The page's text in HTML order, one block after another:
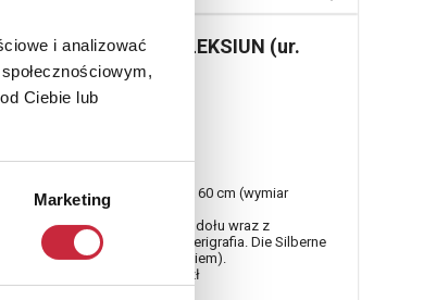
i analizować
Ciebie lub
Marketing
Jan Jaromir ALEKSIUN (ur.
1940)
Nr katalogowy
serigrafia, papier; 70 x 60 cm (wymiar
arkusza);
sygn., dat. i opisany u dołu wraz z
nakładem: 39/130/II serigrafia. Die Silberne
/ JAleksiun 80 (ołówkiem).
estymacja: 600 - 800 zł